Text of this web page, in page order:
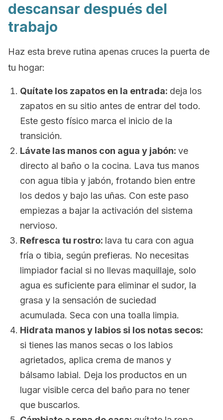
descansar después del
trabajo
Haz esta breve rutina apenas cruces la puerta de
tu hogar:
Quítate los zapatos en la entrada: deja los
zapatos en su sitio antes de entrar del todo.
Este gesto físico marca el inicio de la
transición.
Lávate las manos con agua y jabón: ve
directo al baño o la cocina. Lava tus manos
con agua tibia y jabón, frotando bien entre
los dedos y bajo las uñas. Con este paso
empiezas a bajar la activación del sistema
nervioso.
Refresca tu rostro: lava tu cara con agua
fría o tibia, según prefieras. No necesitas
limpiador facial si no llevas maquillaje, solo
agua es suficiente para eliminar el sudor, la
grasa y la sensación de suciedad
acumulada. Seca con una toalla limpia.
Hidrata manos y labios si los notas secos:
si tienes las manos secas o los labios
agrietados, aplica crema de manos y
bálsamo labial. Deja los productos en un
lugar visible cerca del baño para no tener
que buscarlos.